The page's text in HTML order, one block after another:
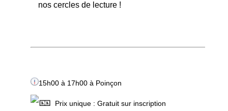
nos cercles de lecture !
15h00 à 17h00 à Poinçon
Prix unique : Gratuit sur inscription